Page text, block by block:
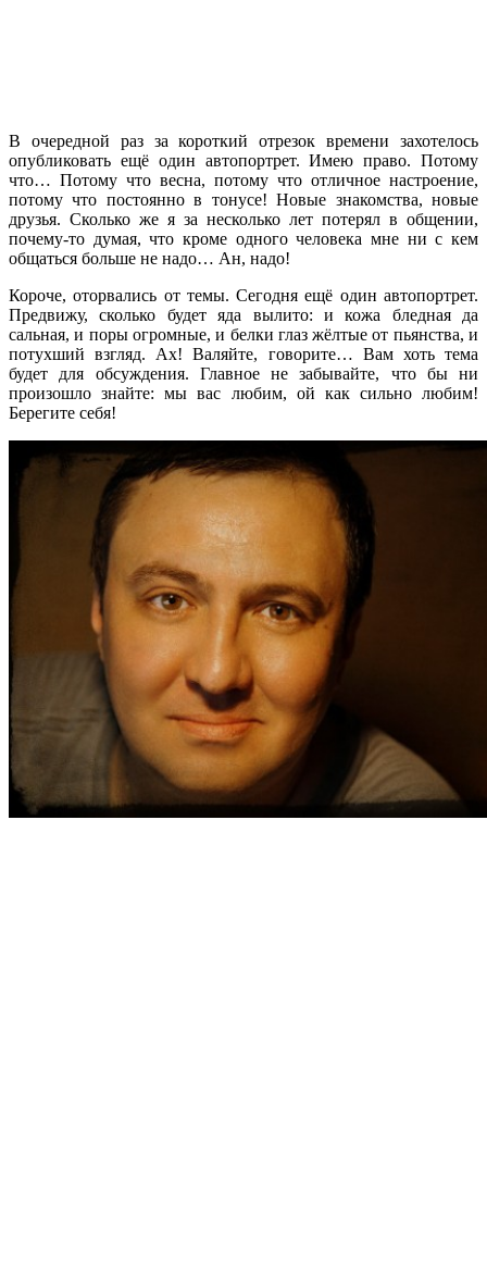
В очередной раз за короткий отрезок времени захотелось
опубликовать ещё один автопортрет. Имею право. Потому
что… Потому что весна, потому что отличное настроение,
потому что постоянно в тонусе! Новые знакомства, новые
друзья. Сколько же я за несколько лет потерял в общении,
почему-то думая, что кроме одного человека мне ни с кем
общаться больше не надо… Ан, надо!
Короче, оторвались от темы. Сегодня ещё один автопортрет.
Предвижу, сколько будет яда вылито: и кожа бледная да
сальная, и поры огромные, и белки глаз жёлтые от пьянства, и
потухший взгляд. Ах! Валяйте, говорите… Вам хоть тема
будет для обсуждения. Главное не забывайте, что бы ни
произошло знайте: мы вас любим, ой как сильно любим!
Берегите себя!